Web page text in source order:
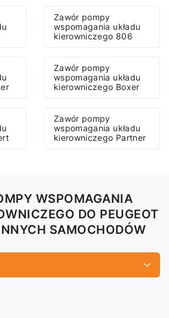
Zawór pompy
wspomagania układu
kierowniczego 806
Zawór pompy
wspomagania układu
kierowniczego Boxer
Zawór pompy
wspomagania układu
kierowniczego Partner
WSPOMAGANIA
DO PEUGEOT
SAMOCHODÓW